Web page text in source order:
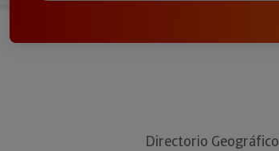
Directorio Geográfico